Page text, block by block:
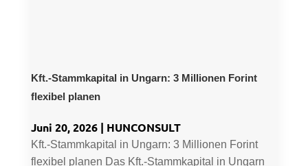
Kft.-Stammkapital in Ungarn: 3 Millionen Forint
flexibel planen
Juni 20, 2026| HUNCONSULT
Kft.-Stammkapital in Ungarn: 3 Millionen Forint
flexibel planen Das Kft.-Stammkapital in Ungarn